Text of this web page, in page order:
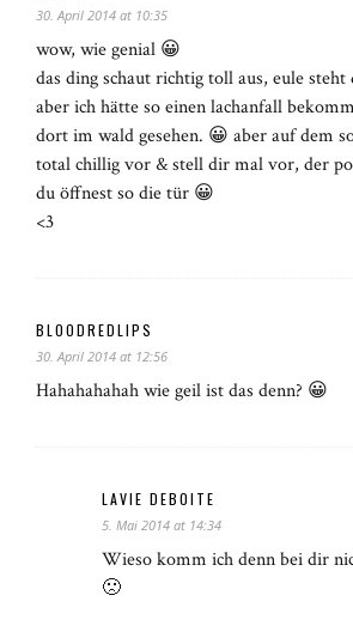
30. April 2014 at 10:35
wow, wie genial 😀
das ding schaut richtig toll aus, eule
aber ich hätte so einen lachanfall
dort im wald gesehen. 😀 aber auf dem
total chillig vor & stell dir mal vor, der
du öffnest so die tür 😀
<3
BLOODREDLIPS
30. April 2014 at 12:56
Hahahahahah wie geil ist das denn? 😀
LAVIE DEBOITE
5. Mai 2014 at 14:34
Wieso komm ich denn bei dir
🙁